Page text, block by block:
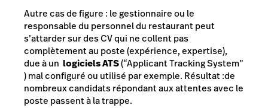
Autre cas de figure : le gestionnaire ou le
responsable du personnel du restaurant peut
s’attarder sur des CV qui ne collent pas
complètement au poste (expérience, expertise),
due à un logiciels ATS(“Applicant Tracking System”
) mal configuré ou utilisé par exemple. Résultat :de
nombreux candidats répondant aux attentes avec le
poste passent à la trappe.